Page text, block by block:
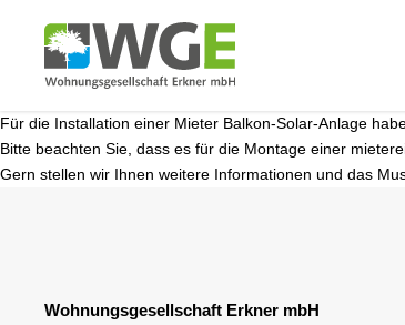
Für die Installation einer Mieter Balkon-Solar-Anlage
Bitte beachten Sie, dass es für die Montage einer
Gern stellen wir Ihnen weitere Informationen und das
Wohnungsgesellschaft Erkner mbH